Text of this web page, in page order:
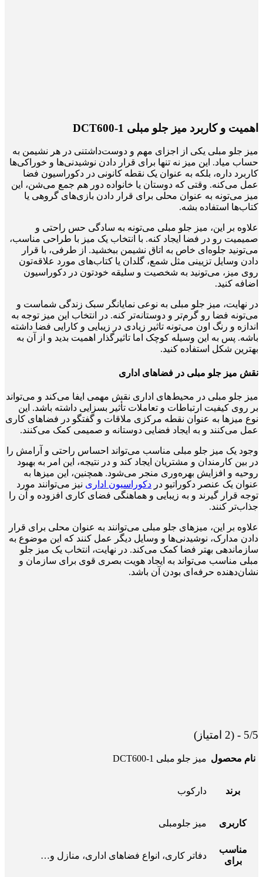
اهمیت و کاربرد میز جلو مبلی 1-DCT600
میز جلو مبلی یکی از اجزای مهم و دوست‌داشتنی در هر نشیمن به
حساب میاد. این میز نه تنها برای قرار دادن نوشیدنی‌ها و خوراکی‌ها
کاربرد داره، بلکه به عنوان یک نقطه کانونی در دکوراسیون فضا
عمل می‌کنه. وقتی که دوستان یا خانواده دور هم جمع می‌شن، این
میز می‌تونه به عنوان محلی برای قرار دادن بازی‌های گروهی یا
کتاب‌ها استفاده بشه.
علاوه بر این، میز جلو مبلی می‌تونه به سادگی حس راحتی و
صمیمیت رو در فضا ایجاد کنه. با انتخاب یک میز با طراحی مناسب،
می‌تونید جلوه‌ای خاص به اتاق نشیمن ببخشید. از طرفی، با قرار
دادن وسایل تزیینی مثل شمع، گلدان یا کتاب‌های مورد علاقه‌تون
روی میز، می‌تونید به شخصیت و سلیقه خودتون در دکوراسیون
اضافه کنید.
در نهایت، میز جلو مبلی به نوعی نمایانگر سبک زندگی شماست و
می‌تونه فضا رو گرم‌تر و دوستانه‌تر کنه. در انتخاب این میز توجه به
اندازه و رنگ اون می‌تونه تاثیر زیادی در زیبایی و کارایی فضا داشته
باشه. پس به این وسیله کوچک اما تاثیرگذار اهمیت بدید و از آن به
بهترین شکل استفاده کنید.
نقش میز جلو مبلی در فضاهای اداری
میز جلو مبلی در محیط‌های اداری نقش مهمی ایفا می‌کند و می‌تواند
بر روی کیفیت ارتباطات و تعاملات تأثیر بسزایی داشته باشد. این
نوع میزها به عنوان نقطه مرکزی ملاقات و گفتگو در فضاهای کاری
عمل می‌کنند و به ایجاد فضایی دوستانه و صمیمی کمک می‌کنند.
وجود یک میز جلو مبلی مناسب می‌تواند احساس راحتی و آرامش را
در بین کارمندان و مشتریان ایجاد کند و در نتیجه، این امر به بهبود
روحیه و افزایش بهره‌وری منجر می‌شود. همچنین، این میزها به
عنوان یک عنصر دکوراتیو در دکوراسیون اداری نیز می‌توانند مورد
توجه قرار گیرند و به زیبایی و هماهنگی فضای کاری افزوده و آن را
جذاب‌تر کنند.
علاوه بر این، میزهای جلو مبلی می‌توانند به عنوان محلی برای قرار
دادن مدارک، نوشیدنی‌ها و وسایل دیگر عمل کنند که این موضوع به
سازماندهی بهتر فضا کمک می‌کند. در نهایت، انتخاب یک میز جلو
مبلی مناسب می‌تواند به ایجاد هویت بصری قوی برای سازمان و
نشان‌دهنده حرفه‌ای بودن آن باشد.
5/5 - (2 امتیاز)
نام محصول میز جلو مبلی 1-DCT600
برند دارکوب
کاربری میز جلومبلی
مناسب
برای
دفاتر کاری، انواع فضاهای اداری، منازل و…